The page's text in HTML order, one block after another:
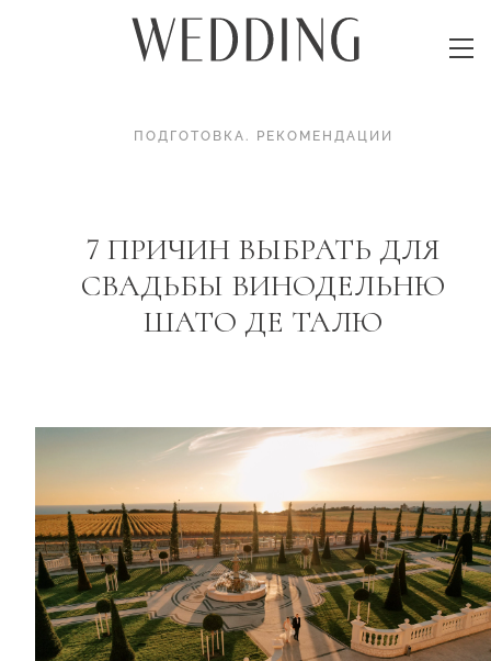
ПОДГОТОВКА. РЕКОМЕНДАЦИИ
7 ПРИЧИН ВЫБРАТЬ ДЛЯ
СВАДЬБЫ ВИНОДЕЛЬНЮ
ШАТО ДЕ ТАЛЮ